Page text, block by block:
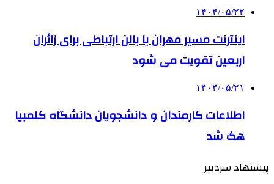
۱۴۰۴/۰۵/۲۲
اینترنت مسیر مهران با بالن ارتباطی برای زائران
اربعین تقویت می شود
۱۴۰۴/۰۵/۲۱
اطلاعات کارمندان و دانشجویان دانشگاه کلمبیا
هک شد
پیشنهاد سردبیر